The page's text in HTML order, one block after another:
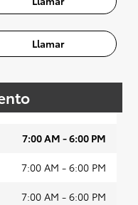
Llamar
7:00 AM - 6:00 PM
7:00 AM - 6:00 PM
7:00 AM - 6:00 PM